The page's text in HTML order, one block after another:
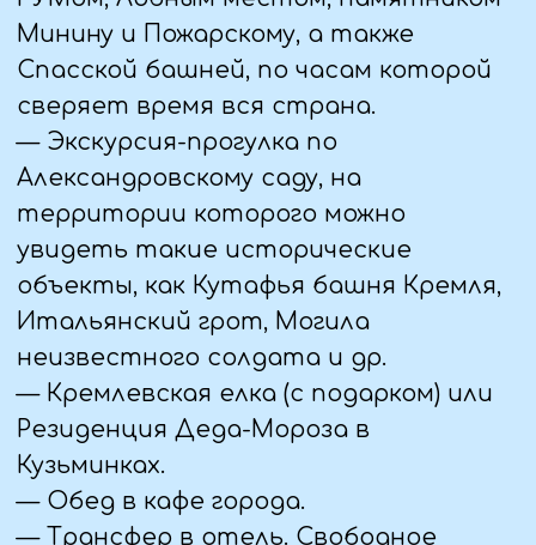
— Прибытие в Алчевск ( Луганск,
5 ДЕНЬ (08.01.25)
Музей космонавтики является одним
из самых масштабных научно-
технических музеев мира, его
тысяч экспонатов. Во время
экскурсии мы познакомимся с
историей советской и российской
космонавтики, узнаем о первом
полете человека в космос, полетах к
Луне и планетам солнечной системы,
а также о работе современных
орбитальных
станций и международном
сотрудничестве в космосе.
— Свободное время на ВДНХ.
— Отправление домой